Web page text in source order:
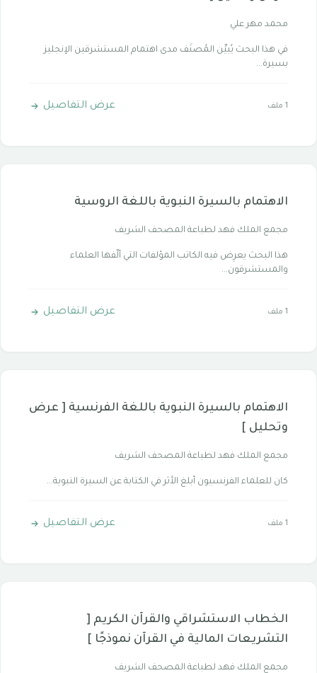
محمد مهر علي
في هذا البحث يُبيِّن المُصنِّف مدى اهتمام المستشرقين الإنجليز
بسيرة...
1 ملف عرض التفاصيل
الاهتمام بالسيرة النبوية باللغة الروسية
مجمع الملك فهد لطباعة المصحف الشريف
هذا البحث يعرِض فيه الكاتب المؤلفات التي ألّفها العلماء
والمستشرقون...
1 ملف عرض التفاصيل
الاهتمام بالسيرة النبوية باللغة الفرنسية [ عرض
وتحليل ]
مجمع الملك فهد لطباعة المصحف الشريف
كان للعلماء الفرنسيون أبلغ الأثر في الكتابة عن السيرة النبوية...
1 ملف عرض التفاصيل
الخطاب الاستشراقي والقرآن الكريم [
التشريعات المالية في القرآن نموذجًا ]
مجمع الملك فهد لطباعة المصحف الشريف